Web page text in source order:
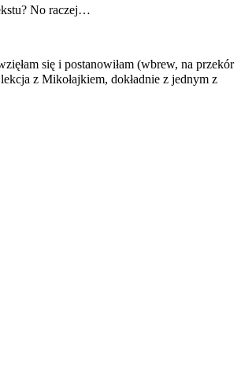
No raczej…
się i postanowiłam (wbrew, na przekór
z Mikołajkiem, dokładnie z jednym z